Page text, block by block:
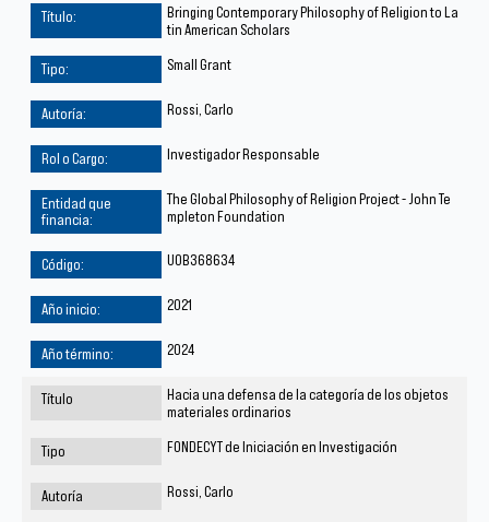
Bringing Contemporary Philosophy of Religion to La
tin American Scholars
Small Grant
Rossi, Carlo
Investigador Responsable
The Global Philosophy of Religion Project - John Te
mpleton Foundation
UOB368634
2021
2024
Hacia una defensa de la categoría de los objetos
materiales ordinarios
FONDECYT de Iniciación en Investigación
Rossi, Carlo